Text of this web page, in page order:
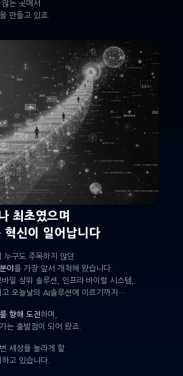
는 곳에서
을 만들고 있죠.
최초였으며
혁신이 일어납니다
구도 주목하지 않던
야를 가장 앞서 개척해 왔습니다.
일 상위 솔루션, 인프라·바이럴 시스템,
오늘날의 AI솔루션에 이르기까지…
향해 도전하며,
는 출발점이 되어 왔죠.
세상을 놀라게 할
고 있습니다.